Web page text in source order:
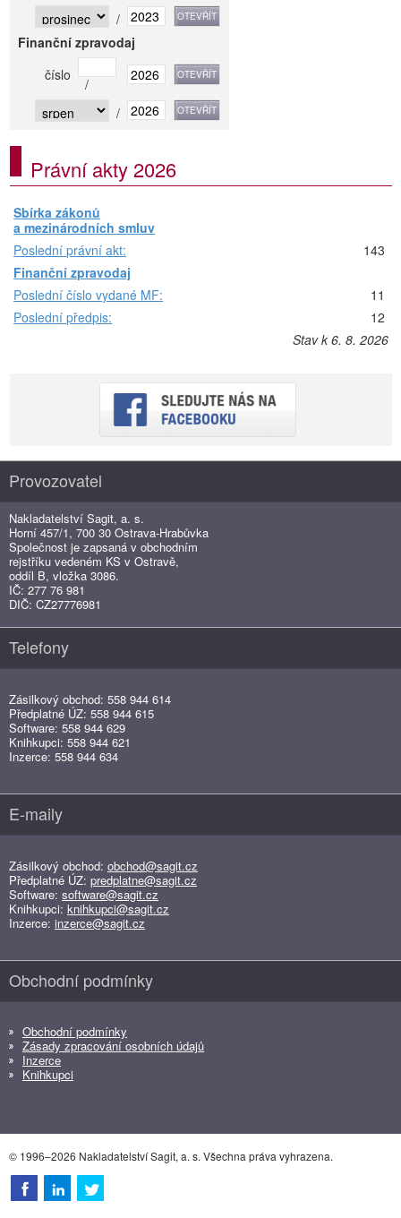
/
Finanční zpravodaj
číslo
/
/
Právní akty 2026
Sbírka zákonů
a mezinárodních smluv
Poslední právní akt:
143
Finanční zpravodaj
Poslední číslo vydané MF:
11
Poslední předpis:
12
Stav k 6. 8. 2026
Provozovatel
Nakladatelství Sagit, a. s.
Horní 457/1, 700 30 Ostrava-Hrabůvka
Společnost je zapsaná v obchodním
rejstříku vedeném KS v Ostravě,
oddíl B, vložka 3086.
IČ: 277 76 981
DIČ: CZ27776981
Telefony
Zásilkový obchod: 558 944 614
Předplatné ÚZ: 558 944 615
Software: 558 944 629
Knihkupci: 558 944 621
Inzerce: 558 944 634
E-maily
Zásilkový obchod: obchod@sagit.cz
Předplatné ÚZ: predplatne@sagit.cz
Software: software@sagit.cz
Knihkupci: knihkupci@sagit.cz
Inzerce: inzerce@sagit.cz
Obchodní podmínky
Obchodní podmínky
Zásady zpracování osobních údajů
Inzerce
Knihkupci
© 1996–2026 Nakladatelství Sagit, a. s. Všechna práva vyhrazena.